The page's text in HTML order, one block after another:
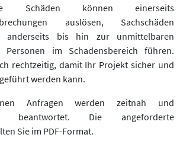
Schäden können einerseits
auslösen, Sachschäden
anderseits bis hin zur unmittelbaren
Personen im Schadensbereich führen.
rechtzeitig, damit Ihr Projekt sicher und
werden kann.
Anfragen werden zeitnah und
beantwortet. Die angeforderte
Sie im PDF-Format.